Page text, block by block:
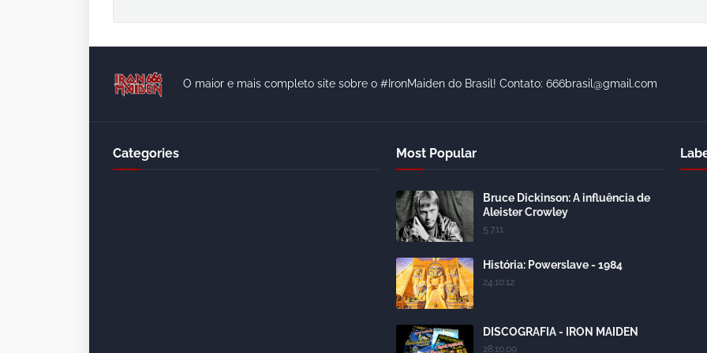
O maior e mais completo site sobre o #IronMaiden do Brasil! Contato: 666brasil@gmail.com
Categories Most Popular
Bruce Dickinson: A influência de
Aleister Crowley
5.7.11
História: Powerslave - 1984
24.10.12
DISCOGRAFIA - IRON MAIDEN
28.10.09